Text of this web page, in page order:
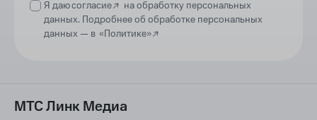
Я даюсогласие
на обработку персональных
данных. Подробнее об обработке персональных
данных — в «Политике»
МТС Линк Медиа